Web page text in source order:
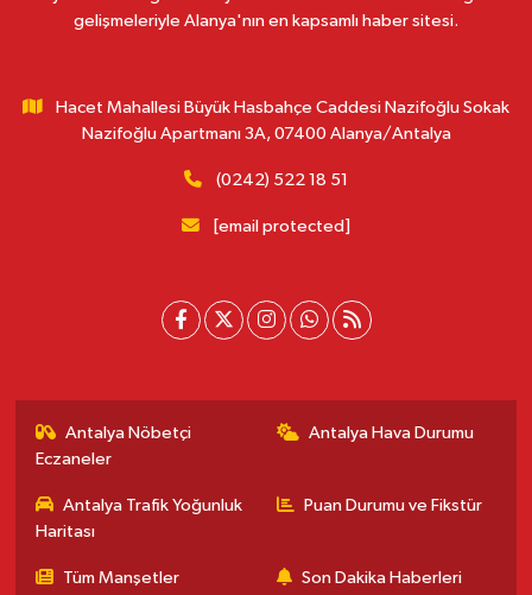
gelişmeleriyle Alanya'nın en kapsamlı haber sitesi.
Hacet Mahallesi Büyük Hasbahçe Caddesi Nazifoğlu Sokak
Nazifoğlu Apartmanı 3A, 07400 Alanya/Antalya
(0242) 522 18 51
[email protected]
Antalya Nöbetçi
Eczaneler
Antalya Hava Durumu
Antalya Trafik Yoğunluk
Haritası
Puan Durumu ve Fikstür
Tüm Manşetler Son Dakika Haberleri